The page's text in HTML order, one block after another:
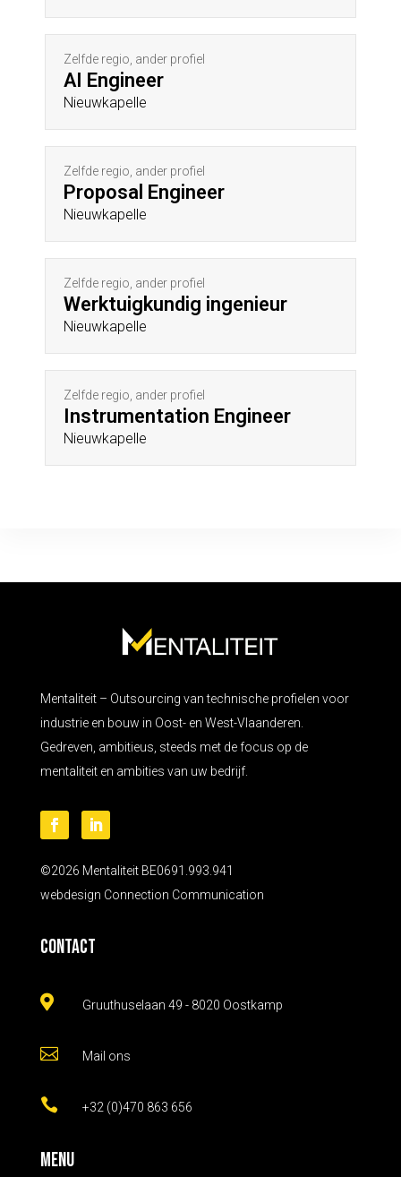
Zelfde regio, ander profiel
AI Engineer
Nieuwkapelle
Zelfde regio, ander profiel
Proposal Engineer
Nieuwkapelle
Zelfde regio, ander profiel
Werktuigkundig ingenieur
Nieuwkapelle
Zelfde regio, ander profiel
Instrumentation Engineer
Nieuwkapelle
Mentaliteit – Outsourcing van technische profielen voor
industrie en bouw in Oost- en West-Vlaanderen.
Gedreven, ambitieus, steeds met de focus op de
mentaliteit en ambities van uw bedrijf.
©2026 Mentaliteit BE0691.993.941
webdesign Connection Communication
Contact
 Gruuthuselaan 49 - 8020 Oostkamp
 Mail ons
 +32 (0)470 863 656
Menu